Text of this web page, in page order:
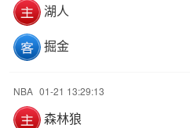
湖人
掘金
NBA 01-21 13:29:13
森林狼